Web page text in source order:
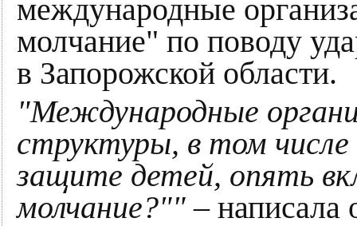
международные
молчание" по поводу
в Запорожской области.
"Международные
структуры, в том числе
защите детей, опять
молчание?""– написала